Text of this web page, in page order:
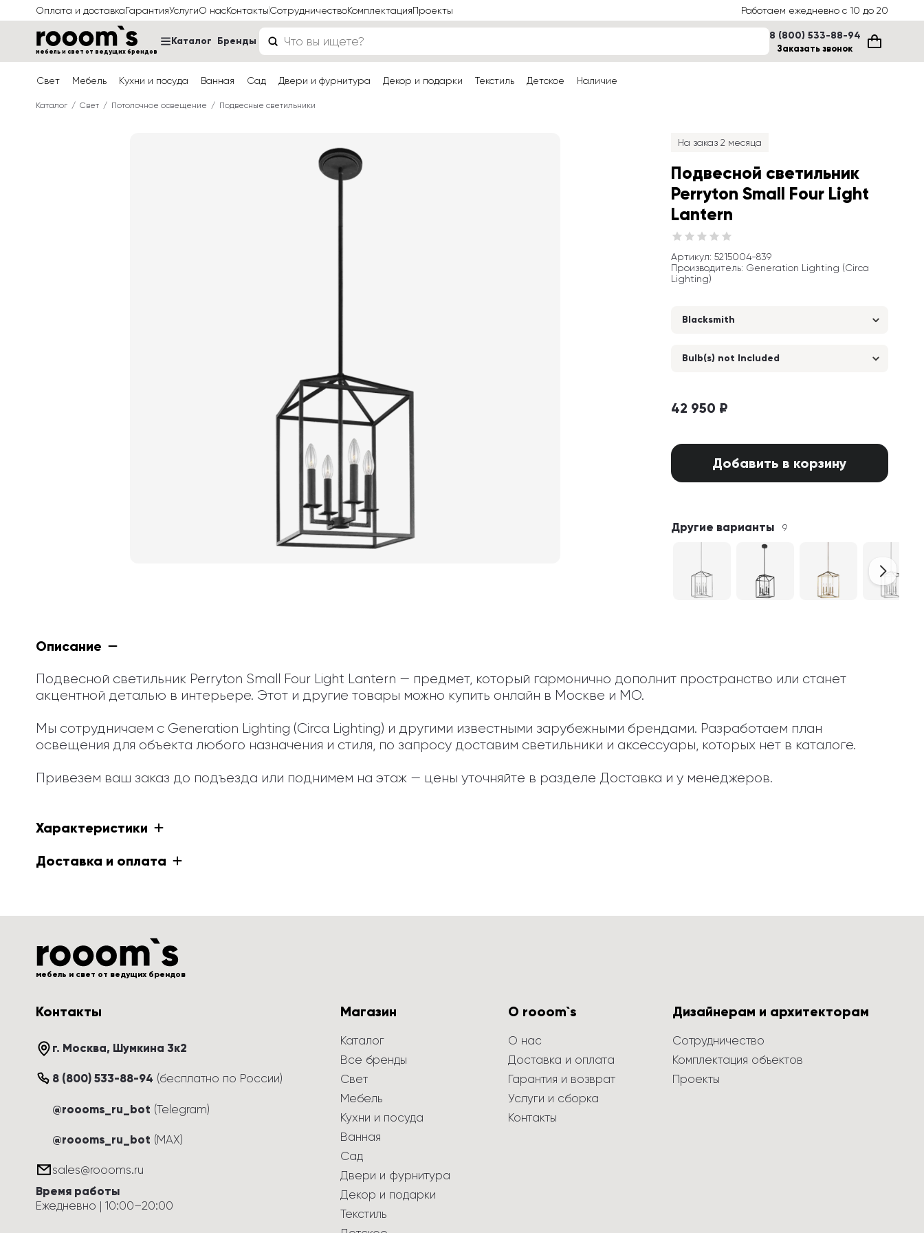
Оплата и доставкаГарантияУслугиО насКонтактыСотрудничествоКомплектацияПроекты Работаем ежедневно с 10 до 20
мебель и свет от ведущих брендов
Каталог Бренды 8 (800) 533-88-94
Заказать звонок
Свет Мебель Кухни и посуда Ванная Сад Двери и фурнитура Декор и подарки Текстиль Детское Наличие
Каталог Свет Потолочное освещение Подвесные светильники
На заказ 2 месяца
Подвесной светильник
Perryton Small Four Light
Lantern
Артикул: 5215004-839
Производитель: Generation Lighting (Circa
Lighting)
Blacksmith
Bulb(s) not Included
42 950 ₽
Добавить в корзину
Другие варианты 9
Описание
Подвесной светильник Perryton Small Four Light Lantern — предмет, который гармонично дополнит пространство или станет
акцентной деталью в интерьере. Этот и другие товары можно купить онлайн в Москве и МО.
Мы сотрудничаем с Generation Lighting (Circa Lighting) и другими известными зарубежными брендами. Разработаем план
освещения для объекта любого назначения и стиля, по запросу доставим светильники и аксессуары, которых нет в каталоге.
Привезем ваш заказ до подъезда или поднимем на этаж — цены уточняйте в разделе Доставка и у менеджеров.
Характеристики
Доставка и оплата
мебель и свет от ведущих брендов
Контакты
г. Москва, Шумкина 3к2
8 (800) 533-88-94 (бесплатно по России)
@roooms_ru_bot (Telegram)
@roooms_ru_bot (MAX)
sales@roooms.ru
Время работы
Ежедневно | 10:00–20:00
Магазин
Каталог
Все бренды
Свет
Мебель
Кухни и посуда
Ванная
Сад
Двери и фурнитура
Декор и подарки
Текстиль
О rooom`s
О нас
Доставка и оплата
Гарантия и возврат
Услуги и сборка
Контакты
Дизайнерам и архитекторам
Сотрудничество
Комплектация объектов
Проекты